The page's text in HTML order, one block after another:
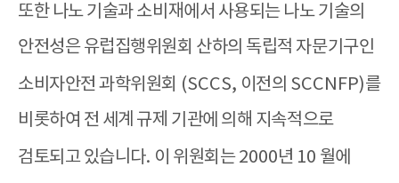
또한 나노 기술과 소비재에서 사용되는 나노 기술의
안전성은 유럽집행위원회 산하의 독립적 자문기구인
소비자안전 과학위원회 (SCCS, 이전의 SCCNFP)를
비롯하여 전 세계 규제 기관에 의해 지속적으로
검토되고 있습니다. 이 위원회는2000년 10 월에